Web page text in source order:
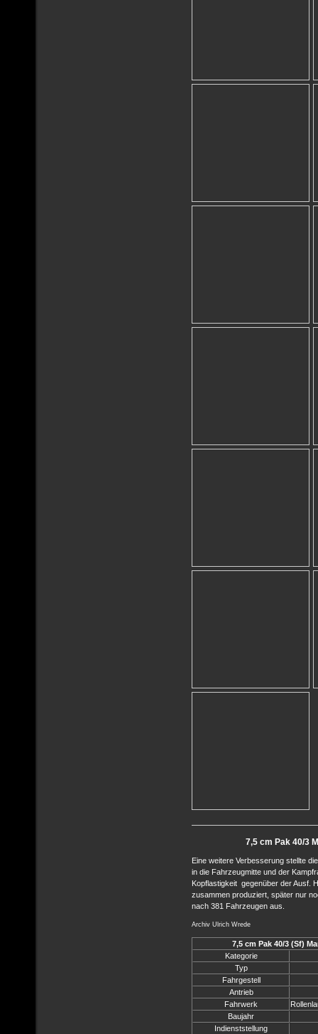
7,5 cm Pak 40/3
Eine weitere Verbesserung stellte
in die Fahrzeugmitte und der
Kopflastigkeit gegenüber der Ausf.
zusammen produziert, später nur
nach 381 Fahrzeugen aus.
Archiv Ulrich Wrede
7,5 cm Pak 40/3 (Sf)
Kategorie
Typ
Fahrgestell
Antrieb
Fahrwerk
Baujahr
Indienststellung